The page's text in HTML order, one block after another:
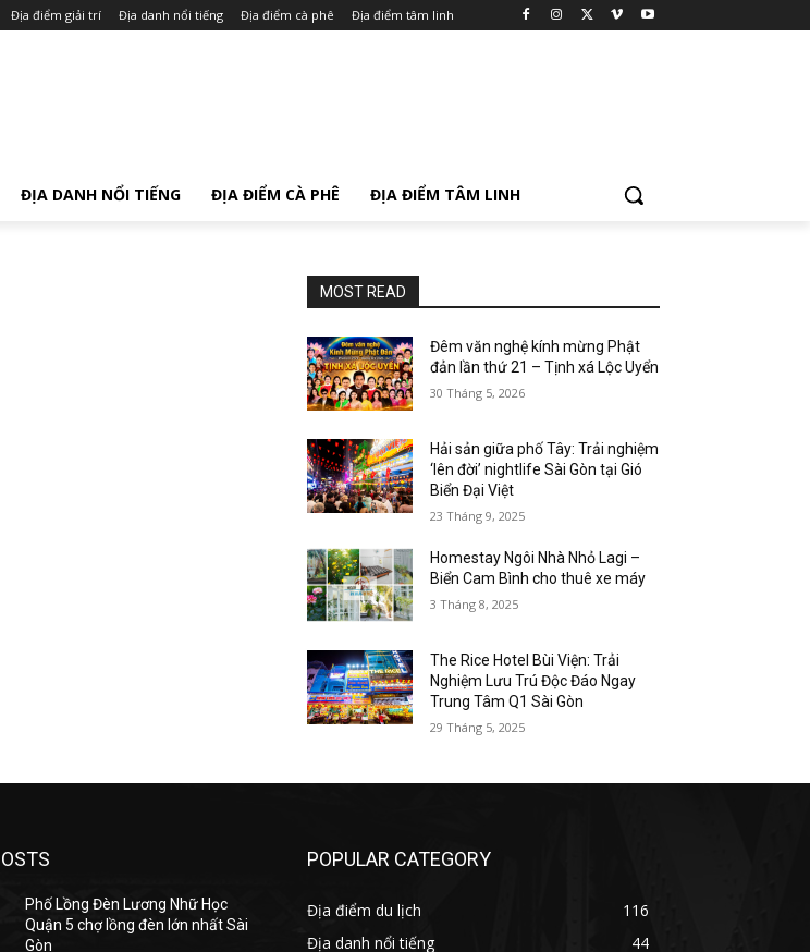
Địa điểm giải trí Địa danh nổi tiếng Địa điểm cà phê Địa điểm tâm linh
ĐỊA DANH NỔI TIẾNG ĐỊA ĐIỂM CÀ PHÊ ĐỊA ĐIỂM TÂM LINH
MOST READ
Đêm văn nghệ kính mừng Phật
đản lần thứ 21 – Tịnh xá Lộc Uyển
30 Tháng 5, 2026
Hải sản giữa phố Tây: Trải nghiệm
‘lên đời’ nightlife Sài Gòn tại Gió
Biển Đại Việt
23 Tháng 9, 2025
Homestay Ngôi Nhà Nhỏ Lagi –
Biển Cam Bình cho thuê xe máy
3 Tháng 8, 2025
The Rice Hotel Bùi Viện: Trải
Nghiệm Lưu Trú Độc Đáo Ngay
Trung Tâm Q1 Sài Gòn
29 Tháng 5, 2025
Phố Lồng Đèn Lương Nhữ Học
Quận 5 chợ lồng đèn lớn nhất Sài
Gòn
POPULAR CATEGORY
Địa điểm du lịch
116
Địa danh nổi tiếng
44